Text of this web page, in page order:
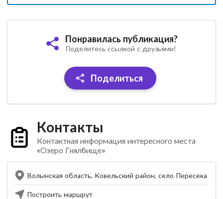
Понравилась публикация?
Поделитесь ссылкой с друзьями!
Поделиться
Контакты
Контактная информация интересного места
«Озеро Гнялбище»
Волынская область, Ковельский район, село Пересека
Построить маршрут